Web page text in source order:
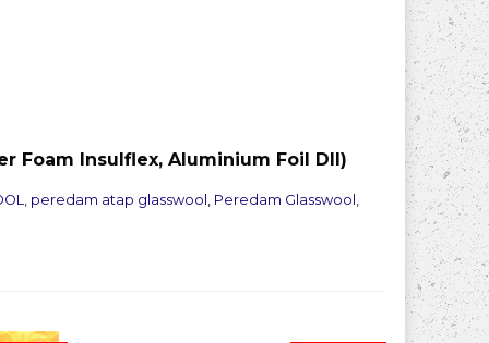
Foam Insulflex, Aluminium Foil Dll)
, peredam atap glasswool , Peredam Glasswool ,